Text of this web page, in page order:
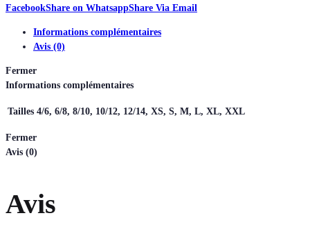
FacebookShare on WhatsappShare Via Email
Informations complémentaires
Avis (0)
Fermer
Informations complémentaires
Tailles 4/6, 6/8, 8/10, 10/12, 12/14, XS, S, M, L, XL, XXL
Fermer
Avis (0)
Avis